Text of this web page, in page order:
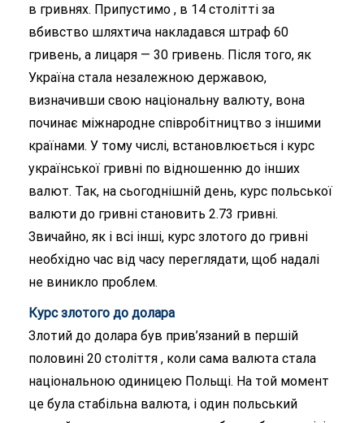
в гривнях. Припустимо , в 14 столітті за
вбивство шляхтича накладався штраф 60
гривень, а лицаря — 30 гривень. Після того, як
Україна стала незалежною державою,
визначивши свою національну валюту, вона
починає міжнародне співробітництво з іншими
країнами. У тому числі, встановлюється і курс
української гривні по відношенню до інших
валют. Так, на сьогоднішній день, курс польської
валюти до гривні становить 2.73 гривні.
Звичайно, як і всі інші, курс злотого до гривні
необхідно час від часу переглядати, щоб надалі
не виникло проблем.
Курс злотого до долара
Злотий до долара був прив’язаний в першій
половині 20 століття , коли сама валюта стала
національною одиницею Польщі. На той момент
це була стабільна валюта, і один польський